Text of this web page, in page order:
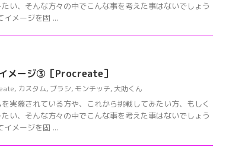
い、そんな方々の中でこんな事を考えた事はないでしょう
イメージを固 ...
メージ③［Procreate］
, カスタム, ブラシ, モンチッチ, 大助くん
実際されている方や、これから挑戦してみたい方、もしく
い、そんな方々の中でこんな事を考えた事はないでしょう
イメージを固 ...